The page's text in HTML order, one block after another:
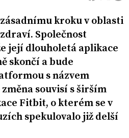
kroku v oblasti
Společnost
její dlouholetá aplikace
skončí a bude
s názvem
souvisí s širším
Fitbit, o kterém se v
spekulovalo již delší